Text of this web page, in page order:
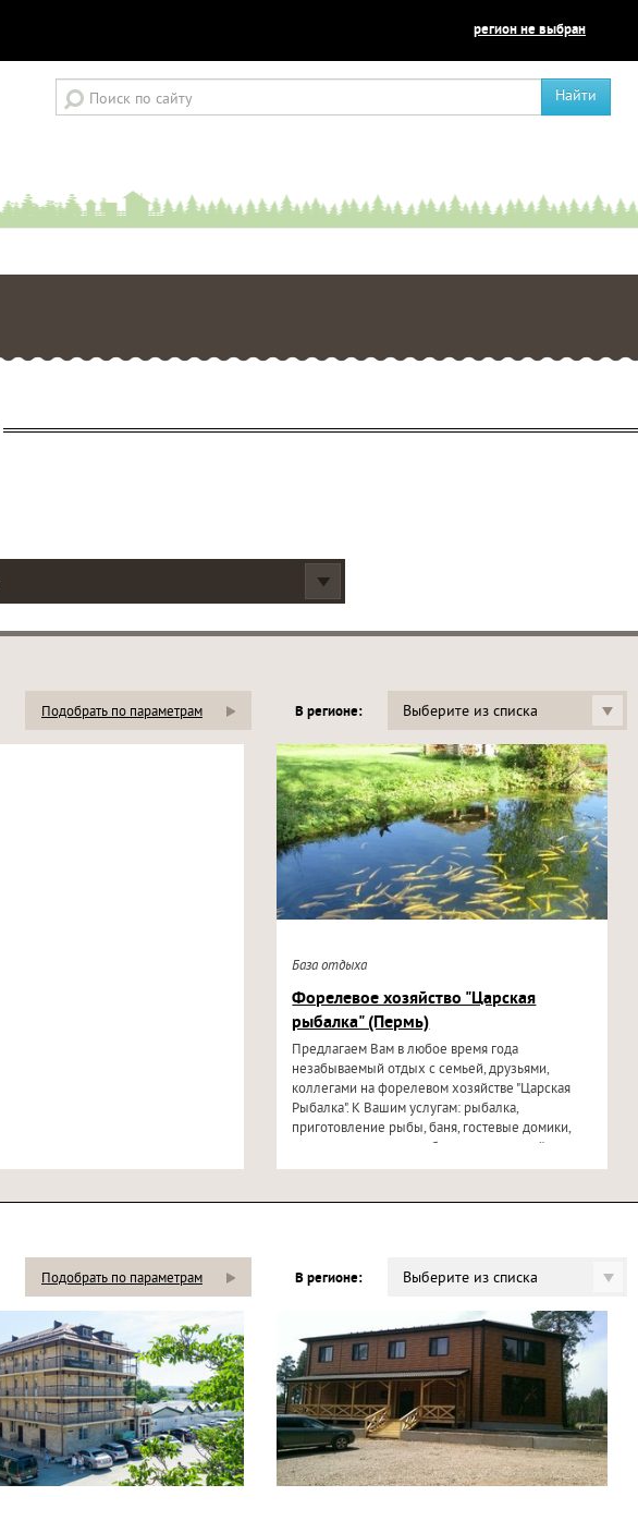
регион не выбран
Найти
Подобрать по параметрам В регионе: Выберите из списка
База отдыха
Форелевое хозяйство "Царская
рыбалка" (Пермь)
Предлагаем Вам в любое время года
незабываемый отдых с семьей, друзьями,
коллегами на форелевом хозяйстве "Царская
Рыбалка". К Вашим услугам: рыбалка,
приготовление рыбы, баня, гостевые домики,
спортивная площадка, беседки, активный отдых
на свежем
Подобрать по параметрам В регионе: Выберите из списка